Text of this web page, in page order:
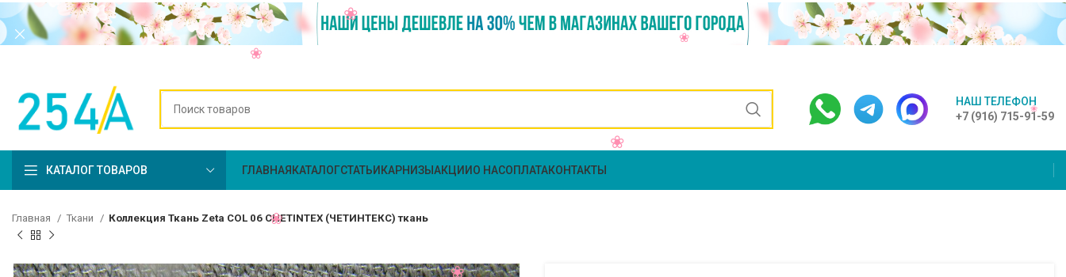
НАШ ТЕЛЕФОН
+7 (916) 715-91-59
КАТАЛОГ ТОВАРОВ ГЛАВНАЯ КАТАЛОГСТАТЬИ КАРНИЗЫ АКЦИИ О НАСОПЛАТАКОНТАКТЫ
Главная Ткани Коллекция Ткань Zeta COL 06 CHETINTEX (ЧЕТИНТЕКС) ткань